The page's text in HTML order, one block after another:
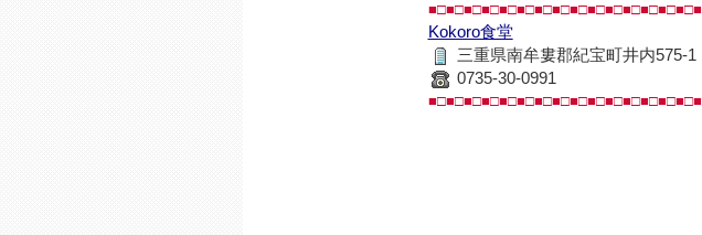
■□■□■□■□■□■□■□■□■□■□■□■□■□■□■□■
Kokoro食堂
三重県南牟婁郡紀宝町井内575-1
0735-30-0991
■□■□■□■□■□■□■□■□■□■□■□■□■□■□■□■